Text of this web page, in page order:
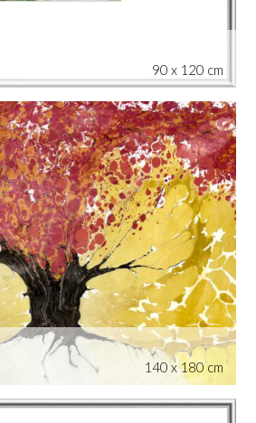
90 x 120 cm
140 x 180 cm